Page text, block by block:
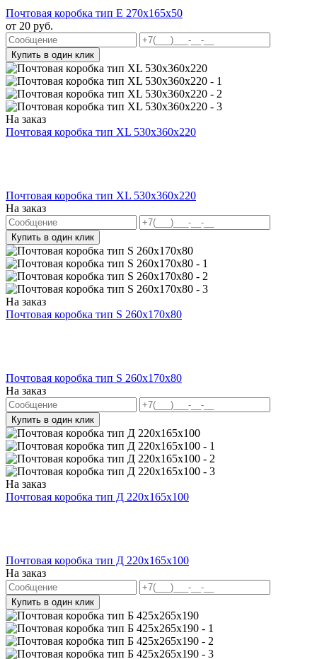
Почтовая коробка тип Е 270х165х50
от 20 руб.
Купить в один клик
На заказ
Почтовая коробка тип XL 530х360х220
Почтовая коробка тип XL 530х360х220
На заказ
Купить в один клик
На заказ
Почтовая коробка тип S 260х170х80
Почтовая коробка тип S 260х170х80
На заказ
Купить в один клик
На заказ
Почтовая коробка тип Д 220х165х100
Почтовая коробка тип Д 220х165х100
На заказ
Купить в один клик